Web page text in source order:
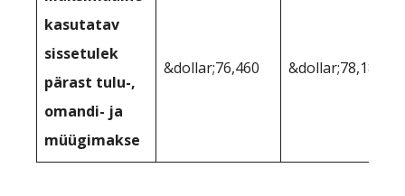
kasutatav
sissetulek
pärast tulu-,
omandi- ja
müügimakse
&dollar;76,460 &dollar;78,186